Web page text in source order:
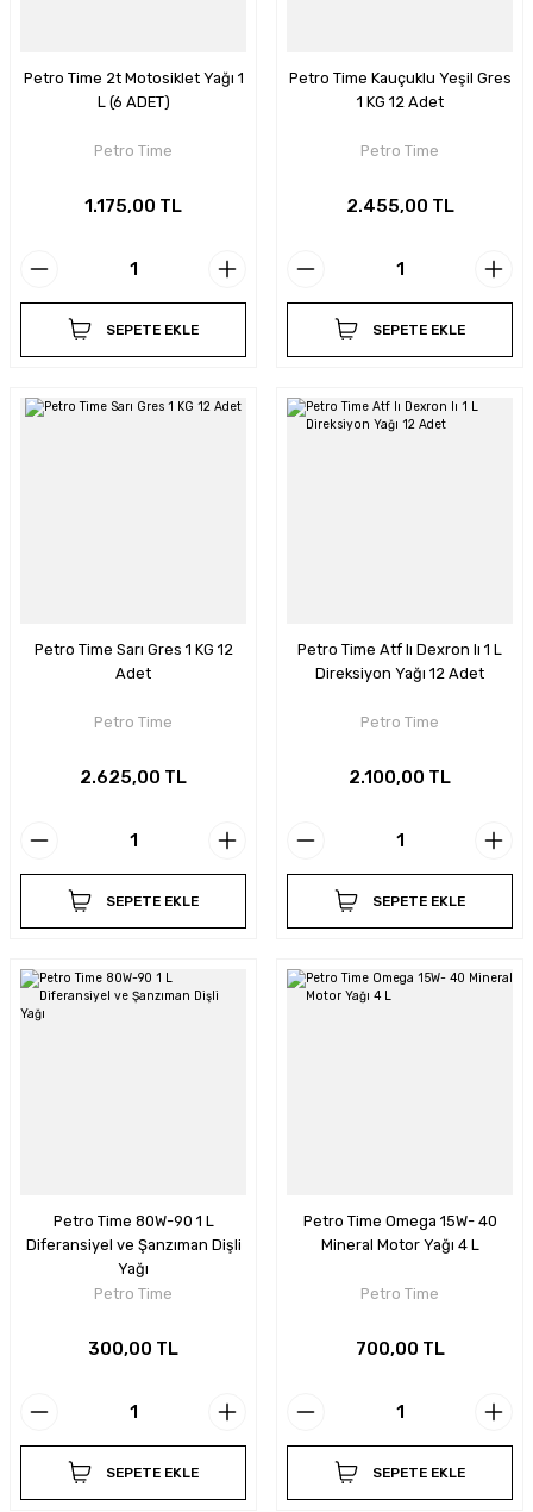
Petro Time 2t Motosiklet Yağı 1
L (6 ADET)
Petro Time
1.175,00 TL
SEPETE EKLE
Petro Time Kauçuklu Yeşil Gres
1 KG 12 Adet
Petro Time
2.455,00 TL
SEPETE EKLE
Petro Time Sarı Gres 1 KG 12
Adet
Petro Time
2.625,00 TL
SEPETE EKLE
Petro Time Atf Iı Dexron Iı 1 L
Direksiyon Yağı 12 Adet
Petro Time
2.100,00 TL
SEPETE EKLE
Petro Time 80W-90 1 L
Diferansiyel ve Şanzıman Dişli
Yağı
Petro Time
300,00 TL
SEPETE EKLE
Petro Time Omega 15W- 40
Mineral Motor Yağı 4 L
Petro Time
700,00 TL
SEPETE EKLE